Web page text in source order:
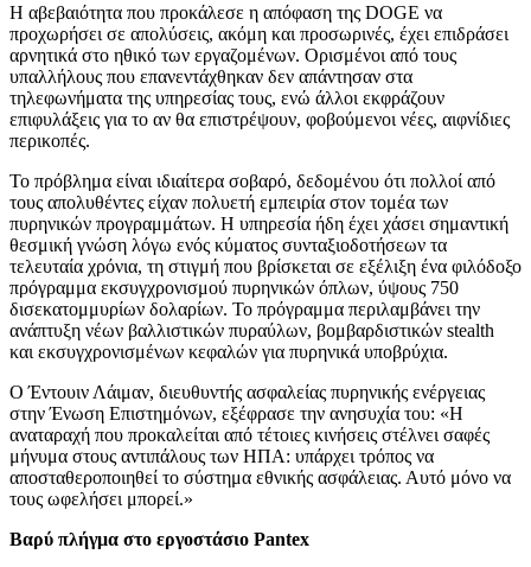
Η αβεβαιότητα που προκάλεσε η απόφαση της DOGE να
προχωρήσει σε απολύσεις, ακόμη και προσωρινές, έχει επιδράσει
αρνητικά στο ηθικό των εργαζομένων. Ορισμένοι από τους
υπαλλήλους που επανεντάχθηκαν δεν απάντησαν στα
τηλεφωνήματα της υπηρεσίας τους, ενώ άλλοι εκφράζουν
επιφυλάξεις για το αν θα επιστρέψουν, φοβούμενοι νέες, αιφνίδιες
περικοπές.
Το πρόβλημα είναι ιδιαίτερα σοβαρό, δεδομένου ότι πολλοί από
τους απολυθέντες είχαν πολυετή εμπειρία στον τομέα των
πυρηνικών προγραμμάτων. Η υπηρεσία ήδη έχει χάσει σημαντική
θεσμική γνώση λόγω ενός κύματος συνταξιοδοτήσεων τα
τελευταία χρόνια, τη στιγμή που βρίσκεται σε εξέλιξη ένα φιλόδοξο
πρόγραμμα εκσυγχρονισμού πυρηνικών όπλων, ύψους 750
δισεκατομμυρίων δολαρίων. Το πρόγραμμα περιλαμβάνει την
ανάπτυξη νέων βαλλιστικών πυραύλων, βομβαρδιστικών stealth
και εκσυγχρονισμένων κεφαλών για πυρηνικά υποβρύχια.
Ο Έντουιν Λάιμαν, διευθυντής ασφαλείας πυρηνικής ενέργειας
στην Ένωση Επιστημόνων, εξέφρασε την ανησυχία του: «Η
αναταραχή που προκαλείται από τέτοιες κινήσεις στέλνει σαφές
μήνυμα στους αντιπάλους των ΗΠΑ: υπάρχει τρόπος να
αποσταθεροποιηθεί το σύστημα εθνικής ασφάλειας. Αυτό μόνο να
τους ωφελήσει μπορεί.»
Βαρύ πλήγμα στο εργοστάσιο Pantex